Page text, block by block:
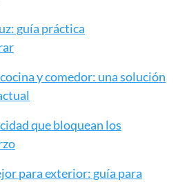
guía práctica
y comedor: una solución
que bloquean los
para exterior: guía para